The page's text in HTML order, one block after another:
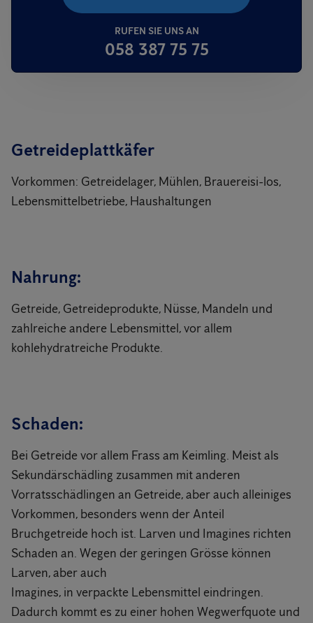
RUFEN SIE UNS AN
058 387 75 75
Getreideplattkäfer
Vorkommen: Getreidelager, Mühlen, Brauereisi-los,
Lebensmittelbetriebe, Haushaltungen
Nahrung:
Getreide, Getreideprodukte, Nüsse, Mandeln und
zahlreiche andere Lebensmittel, vor allem
kohlehydratreiche Produkte.
Schaden:
Bei Getreide vor allem Frass am Keimling. Meist als
Sekundärschädling zusammen mit anderen
Vorratsschädlingen an Getreide, aber auch alleiniges
Vorkommen, besonders wenn der Anteil
Bruchgetreide hoch ist. Larven und Imagines richten
Schaden an. Wegen der geringen Grösse können
Larven, aber auch
Imagines, in verpackte Lebensmittel eindringen.
Dadurch kommt es zu einer hohen Wegwerfquote und